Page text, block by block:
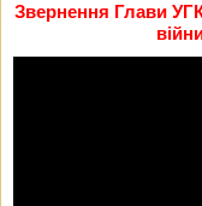
Звернення Глави